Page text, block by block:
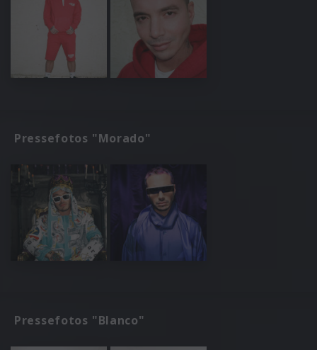
Pressefotos "Morado"
Pressefotos "Blanco"